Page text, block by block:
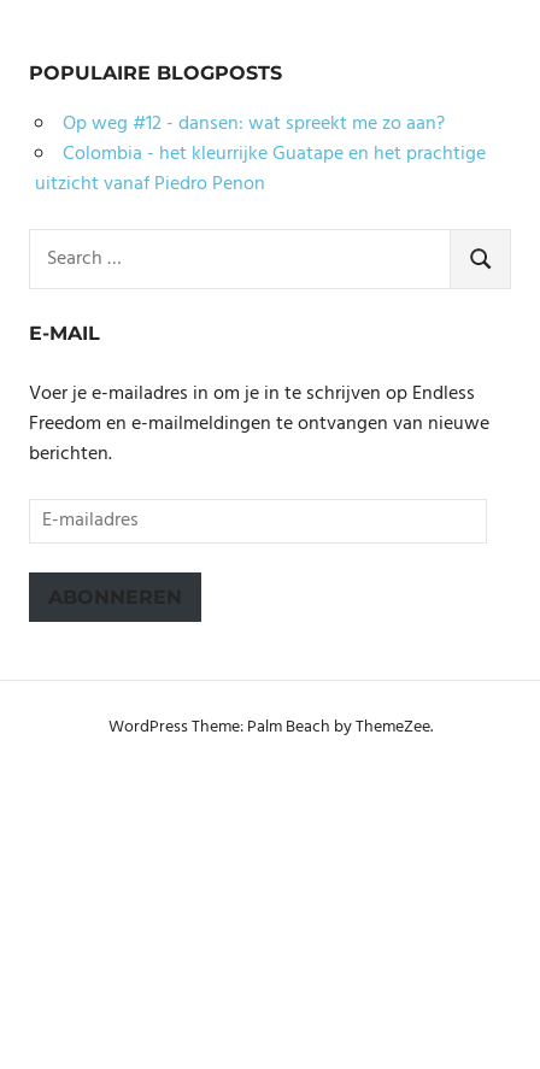
POPULAIRE BLOGPOSTS
Op weg #12 - dansen: wat spreekt me zo aan?
Colombia - het kleurrijke Guatape en het prachtige
uitzicht vanaf Piedro Penon
for:
SEARCH
E-MAIL
Voer je e-mailadres in om je in te schrijven op Endless
Freedom en e-mailmeldingen te ontvangen van nieuwe
berichten.
E-
mailadres
ABONNEREN
WordPress Theme: Palm Beach by ThemeZee.